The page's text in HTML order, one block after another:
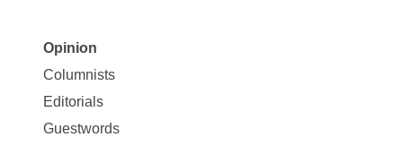
Site
Map
Opinion
Opinion
Columnists
Editorials
Guestwords